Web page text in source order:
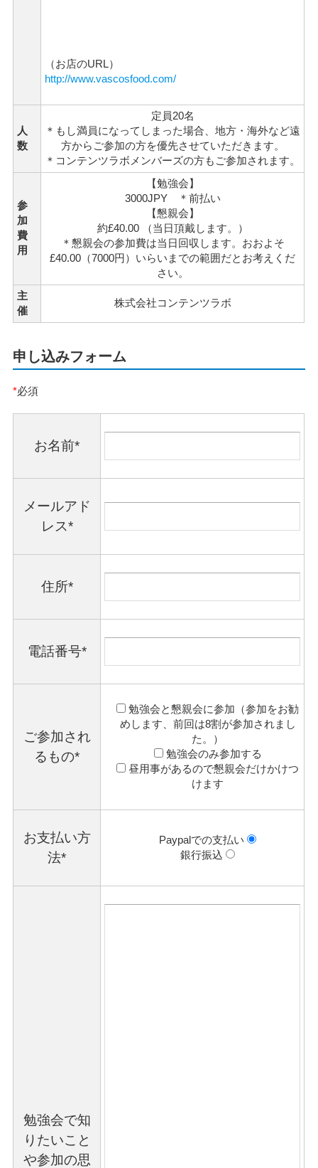
（お店のURL）
http://www.vascosfood.com/
人
数
定員20名
＊もし満員になってしまった場合、地方・海外など遠
方からご参加の方を優先させていただきます。
＊コンテンツラボメンバーズの方もご参加されます。
参
加
費
用
【勉強会】
3000JPY ＊前払い
【懇親会】
約£40.00 （当日頂戴します。）
＊懇親会の参加費は当日回収します。おおよそ
£40.00（7000円）いらいまでの範囲だとお考えくだ
さい。
主
催
株式会社コンテンツラボ
申し込みフォーム
*必須
お名前*
メールアド
レス*
住所*
電話番号*
ご参加され
るもの*
勉強会と懇親会に参加（参加をお勧
めします、前回は8割が参加されまし
た。）
勉強会のみ参加する
昼用事があるので懇親会だけかけつ
けます
お支払い方
法*
Paypalでの支払い
銀行振込
勉強会で知
りたいこと
や参加の思